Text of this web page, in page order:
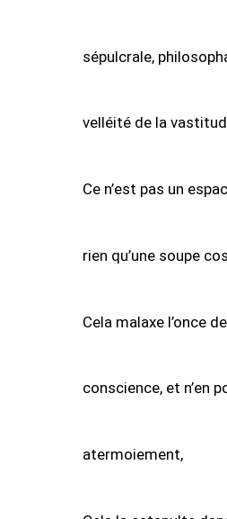
sépulcrale,
velléité de la
Ce n’est pas un
rien qu’une soupe
Cela malaxe l’once
conscience, et n’en
atermoiement,